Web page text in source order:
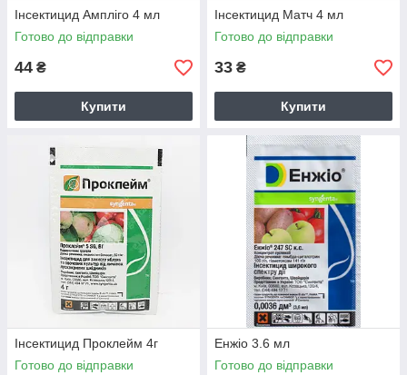
Інсектицид Ампліго 4 мл
Готово до відправки
44 ₴
Купити
Інсектицид Матч 4 мл
Готово до відправки
33 ₴
Купити
Інсектицид Проклейм 4г
Готово до відправки
Енжіо 3.6 мл
Готово до відправки